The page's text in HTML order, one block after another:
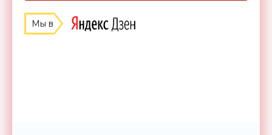
Мы в